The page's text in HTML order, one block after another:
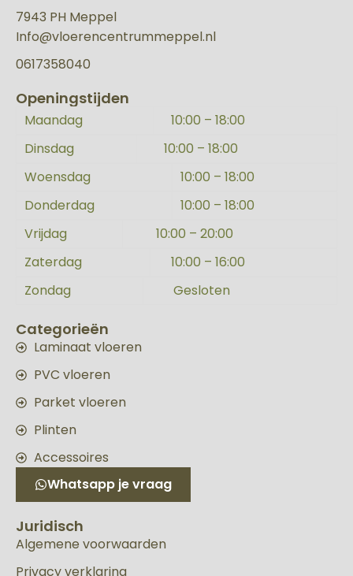
7943 PH Meppel
Info@vloerencentrummeppel.nl
0617358040
Openingstijden
Maandag
10:00 – 18:00
Dinsdag
10:00 – 18:00
Woensdag
10:00 – 18:00
Donderdag
10:00 – 18:00
Vrijdag
10:00 – 20:00
Zaterdag
10:00 – 16:00
Zondag
Gesloten
Categorieën
Laminaat vloeren
PVC vloeren
Parket vloeren
Plinten
Accessoires
Whatsapp je vraag
Juridisch
Algemene voorwaarden
Privacy verklaring